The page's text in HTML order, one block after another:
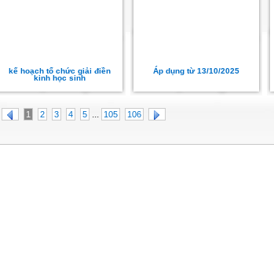
kế hoạch tổ chức giải điền
kinh học sinh
Áp dụng từ 13/10/2025
1 2 3 4 5 ... 105 106